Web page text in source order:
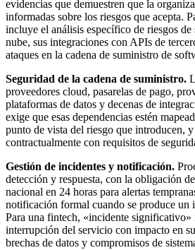
evidencias que demuestren que la
informadas sobre los riesgos que acepta.
incluye el análisis específico de riesgos de
nube, sus integraciones con APIs de
ataques en la cadena de suministro de
Seguridad de la cadena de suministro.
proveedores cloud, pasarelas de pago,
plataformas de datos y decenas de
exige que esas dependencias estén
punto de vista del riesgo que introducen, y
contractualmente con requisitos de
Gestión de incidentes y notificación.
detección y respuesta, con la obligación
nacional en 24 horas para alertas
notificación formal cuando se produce un
Para una fintech, «incidente
interrupción del servicio con impacto en
brechas de datos y compromisos de